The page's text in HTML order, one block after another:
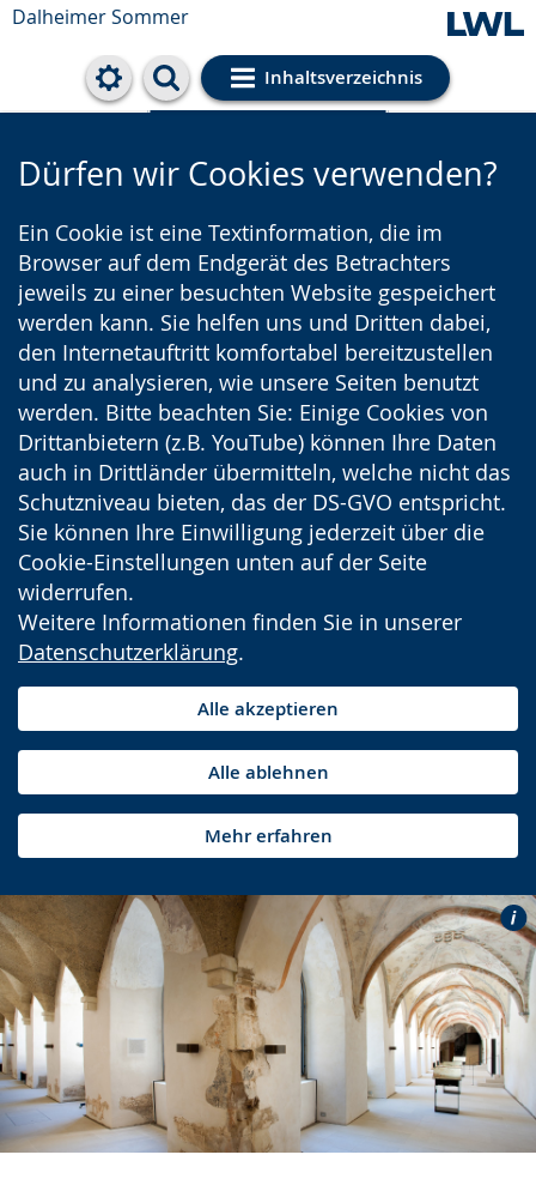
Dalheimer Sommer
Inhaltsverzeichnis
Cookie-Einstellungen
Dürfen wir Cookies verwenden?
Ein Cookie ist eine Textinformation, die im
Browser auf dem Endgerät des Betrachters
jeweils zu einer besuchten Website gespeichert
werden kann. Sie helfen uns und Dritten dabei,
den Internetauftritt komfortabel bereitzustellen
und zu analysieren, wie unsere Seiten benutzt
werden. Bitte beachten Sie: Einige Cookies von
Drittanbietern (z.B. YouTube) können Ihre Daten
auch in Drittländer übermitteln, welche nicht das
Schutzniveau bieten, das der DS-GVO entspricht.
Sie können Ihre Einwilligung jederzeit über die
Cookie-Einstellungen unten auf der Seite
widerrufen.
Weitere Informationen finden Sie in unserer
Datenschutzerklärung.
Alle akzeptieren
Alle ablehnen
Mehr erfahren